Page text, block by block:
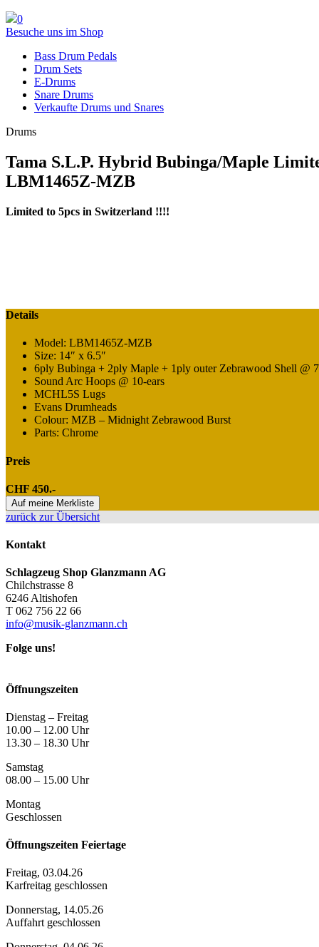
0
Besuche uns im Shop
Bass Drum Pedals
Drum Sets
E-Drums
Snare Drums
Verkaufte Drums und Snares
Drums
Tama S.L.P. Hybrid Bubinga/Maple
LBM1465Z-MZB
Limited to 5pcs in Switzerland !!!!
Details
Model: LBM1465Z-MZB
Size: 14″ x 6.5″
6ply Bubinga + 2ply Maple + 1ply outer Zebrawood Shell @
Sound Arc Hoops @ 10-ears
MCHL5S Lugs
Evans Drumheads
Colour: MZB – Midnight Zebrawood Burst
Parts: Chrome
Preis
CHF 450.-
Auf meine Merkliste
zurück zur Übersicht
Kontakt
Schlagzeug Shop Glanzmann AG
Chilchstrasse 8
6246 Altishofen
T 062 756 22 66
info@musik-glanzmann.ch
Folge uns!
Öffnungszeiten
Dienstag – Freitag
10.00 – 12.00 Uhr
13.30 – 18.30 Uhr
Samstag
08.00 – 15.00 Uhr
Montag
Geschlossen
Öffnungszeiten Feiertage
Freitag, 03.04.26
Karfreitag geschlossen
Donnerstag, 14.05.26
Auffahrt geschlossen